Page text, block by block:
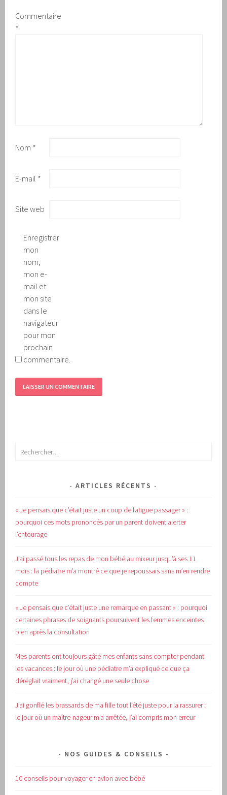
Commentaire
*
Nom *
E-mail *
Site web
Enregistrer
mon
nom,
mon e-
mail et
mon site
dans le
navigateur
pour mon
prochain
commentaire.
Rechercher :
ARTICLES RÉCENTS
« Je pensais que c’était juste un coup de fatigue passager » :
pourquoi ces mots prononcés par un parent doivent alerter
l’entourage
J’ai passé tous les repas de mon bébé au mixeur jusqu’à ses 11
mois : la pédiatre m’a montré ce que je repoussais sans m’en rendre
compte
« Je pensais que c’était juste une remarque en passant » : pourquoi
certaines phrases de soignants poursuivent les femmes enceintes
bien après la consultation
Mes parents ont toujours gâté mes enfants sans compter pendant
les vacances : le jour où une pédiatre m’a expliqué ce que ça
déréglait vraiment, j’ai changé une seule chose
J’ai gonflé les brassards de ma fille tout l’été juste pour la rassurer :
le jour où un maître-nageur m’a arrêtée, j’ai compris mon erreur
NOS GUIDES & CONSEILS
10 conseils pour voyager en avion avec bébé